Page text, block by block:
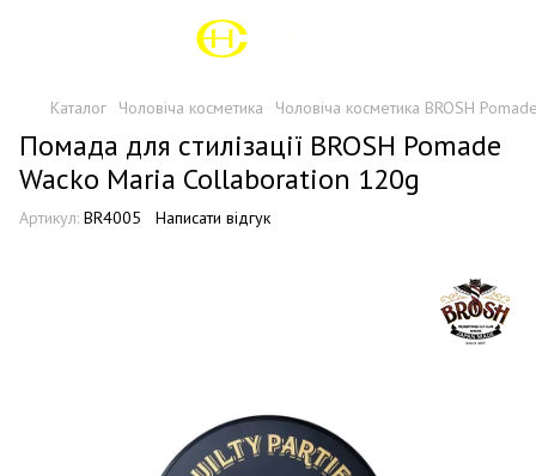
Каталог Чоловіча косметика Чоловіча косметика BROSH
Помада для стилізації BROSH Pomade
Wacko Maria Collaboration 120g
Артикул: BR4005 Написати відгук